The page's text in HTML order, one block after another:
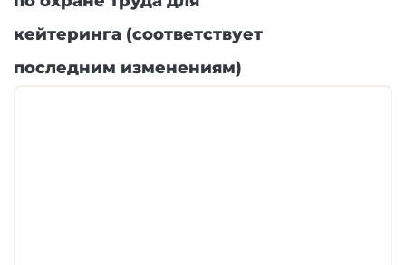
кейтеринга (соответствует
последним изменениям)